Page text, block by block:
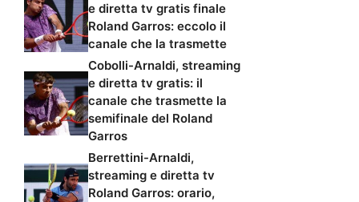
e diretta tv gratis finale
Roland Garros: eccolo il
canale che la trasmette
Cobolli-Arnaldi, streaming
e diretta tv gratis: il
canale che trasmette la
semifinale del Roland
Garros
Berrettini-Arnaldi,
streaming e diretta tv
Roland Garros: orario,